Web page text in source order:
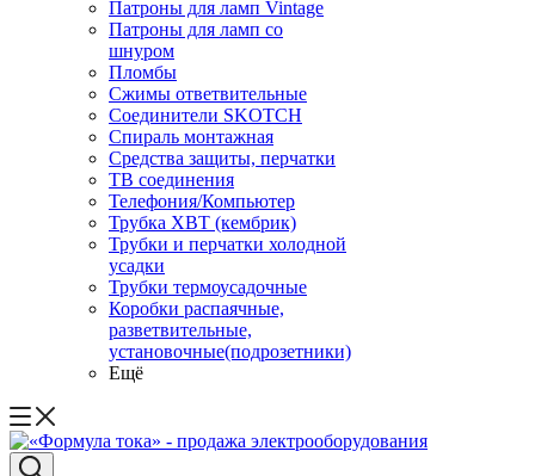
Патроны для ламп Vintage
Патроны для ламп со
шнуром
Пломбы
Сжимы ответвительные
Соединители SKOTCH
Спираль монтажная
Средства защиты, перчатки
ТВ соединения
Телефония/Компьютер
Трубка ХВТ (кембрик)
Трубки и перчатки холодной
усадки
Трубки термоусадочные
Коробки распаячные,
разветвительные,
установочные(подрозетники)
Ещё